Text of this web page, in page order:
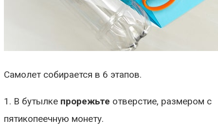
Самолет собирается в 6 этапов.
1. В бутылке прорежьте отверстие, размером с
пятикопеечную монету.